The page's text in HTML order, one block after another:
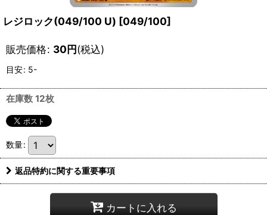
レジロック(049/100 U) [049/100]
販売価格: 30円(税込)
目安: 5-
在庫数 12枚
数量:
返品特約に関する重要事項
カートに入れる